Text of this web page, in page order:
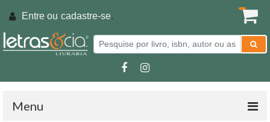
Entre ou cadastre-se.
Menu